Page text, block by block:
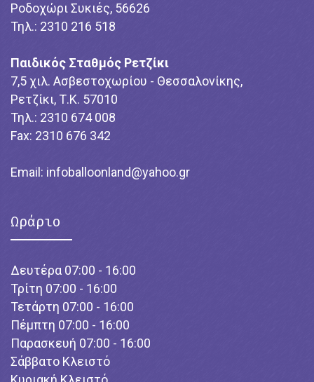
Ροδοχώρι Συκιές, 56626
Τηλ.: 2310 216 518
Παιδικός Σταθμός Ρετζίκι
7,5 χιλ. Ασβεστοχωρίου - Θεσσαλονίκης,
Ρετζίκι, Τ.Κ. 57010
Τηλ.: 2310 674 008
Fax: 2310 676 342
Email: infoballoonland@yahoo.gr
Ωράριο
Δευτέρα 07:00 - 16:00
Τρίτη 07:00 - 16:00
Τετάρτη 07:00 - 16:00
Πέμπτη 07:00 - 16:00
Παρασκευή 07:00 - 16:00
Σάββατο Κλειστό